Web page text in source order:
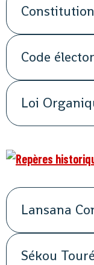
Code
Loi
Lansana
Sékou